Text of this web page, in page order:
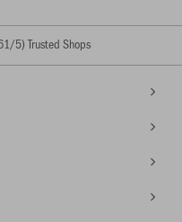
/5) Trusted Shops